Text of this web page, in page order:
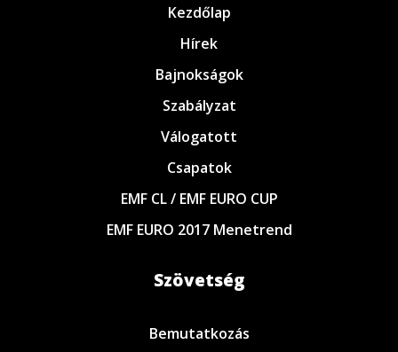
Kezdőlap
Hírek
Bajnokságok
Szabályzat
Válogatott
Csapatok
EMF CL / EMF EURO CUP
EMF EURO 2017 Menetrend
Szövetség
Bemutatkozás